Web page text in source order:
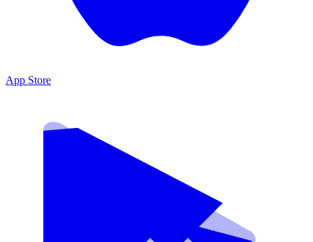
App Store